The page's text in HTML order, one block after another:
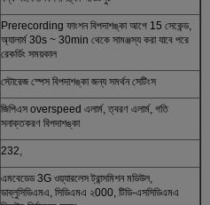
Prerecording ফাংশন বিপদাশঙ্কা আগে 15 সেকেন্ড,
অ্যালার্ম 30s ~ 30min থেকে সামঞ্জস্য করা যাবে পরে
রেকর্ডিং সময়কাল
স্টোরেজ স্পেস বিপদাশঙ্কা জন্য সমর্থন সেটিংস
জিপিএস overspeed এলার্ম, ত্বরণ এলার্ম, গতি
সনাক্তকরণ বিপদাশঙ্কা
232,
এমবেডেড 3G ওয়্যারলেস ট্রান্সমিশন মডিউল,
ডাব্লুসিডিএমএ, সিডিএমএ ২000, টিডি-এসসিডিএমএ